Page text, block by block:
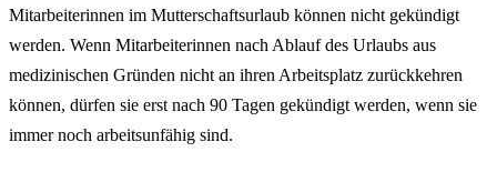
Mitarbeiterinnen im Mutterschaftsurlaub können nicht gekündigt
werden. Wenn Mitarbeiterinnen nach Ablauf des Urlaubs aus
medizinischen Gründen nicht an ihren Arbeitsplatz zurückkehren
können, dürfen sie erst nach 90 Tagen gekündigt werden, wenn sie
immer noch arbeitsunfähig sind.